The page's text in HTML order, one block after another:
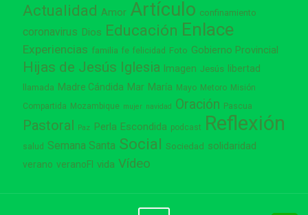
Actualidad Amor Artículo confinamiento
coronavirus Dios Educación Enlace
Experiencias familia fe felicidad Foto Gobierno Provincial
Hijas de Jesús Iglesia Imagen Jesús libertad
llamada Madre Cándida Mar María Mayo Metoro Misión
Compartida Mozambique mujer navidad Oración Pascua
Pastoral Paz Perla Escondida podcast Reflexión
salud Semana Santa Social Sociedad solidaridad
verano veranoFI vida Vídeo